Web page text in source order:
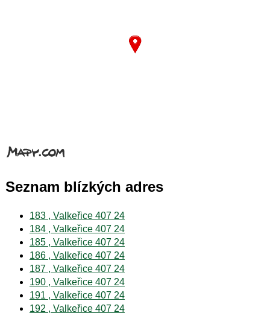
Seznam blízkých adres
183 , Valkeřice 407 24
184 , Valkeřice 407 24
185 , Valkeřice 407 24
186 , Valkeřice 407 24
187 , Valkeřice 407 24
190 , Valkeřice 407 24
191 , Valkeřice 407 24
192 , Valkeřice 407 24